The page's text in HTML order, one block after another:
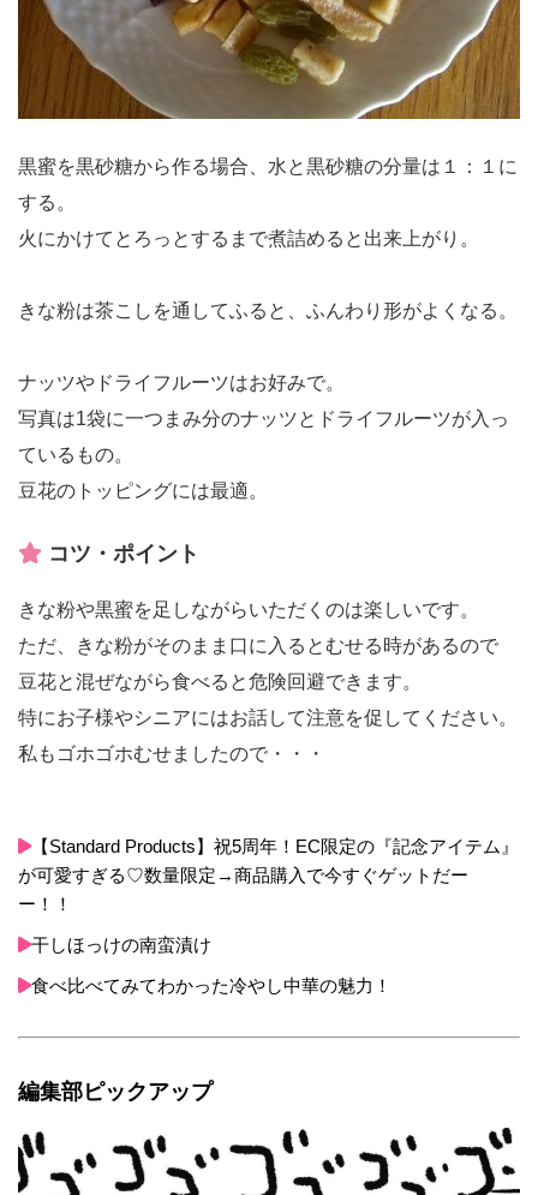
黒蜜を黒砂糖から作る場合、水と黒砂糖の分量は１：１に
する。
火にかけてとろっとするまで煮詰めると出来上がり。
きな粉は茶こしを通してふると、ふんわり形がよくなる。
ナッツやドライフルーツはお好みで。
写真は1袋に一つまみ分のナッツとドライフルーツが入っ
ているもの。
豆花のトッピングには最適。
コツ・ポイント
きな粉や黒蜜を足しながらいただくのは楽しいです。
ただ、きな粉がそのまま口に入るとむせる時があるので
豆花と混ぜながら食べると危険回避できます。
特にお子様やシニアにはお話して注意を促してください。
私もゴホゴホむせましたので・・・
【Standard Products】祝5周年！EC限定の『記念アイテム』
が可愛すぎる♡数量限定→商品購入で今すぐゲットだー
ー！！
干しほっけの南蛮漬け
食べ比べてみてわかった冷やし中華の魅力！
編集部ピックアップ